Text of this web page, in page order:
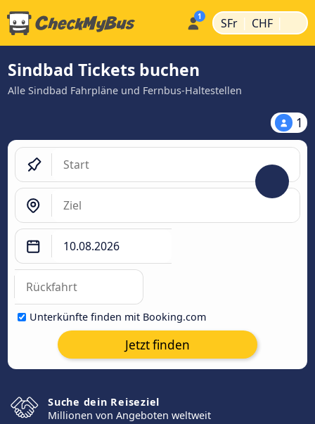
SFr | CHF |
Sindbad Tickets buchen
Alle Sindbad Fahrpläne und Fernbus-Haltestellen
1
Unterkünfte finden mit Booking.com
Jetzt finden
Suche dein Reiseziel
Millionen von Angeboten weltweit